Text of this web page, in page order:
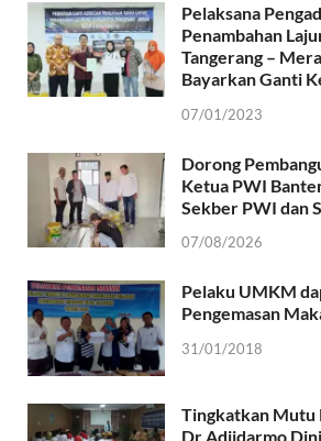
Pelaksana
Penambahan
Tangerang –
Bayarkan Ganti
07/01/2023
Dorong
Ketua PWI
Sekber PWI dan
07/08/2026
Pelaku UMKM
Pengemasan
31/01/2018
Tingkatkan Mutu
Dr Adjidarmo